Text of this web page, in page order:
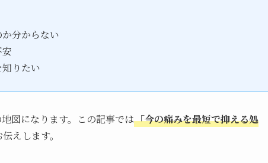
分からない
りたい
図になります。この記事では「今の痛みを最短で抑える処
えします。